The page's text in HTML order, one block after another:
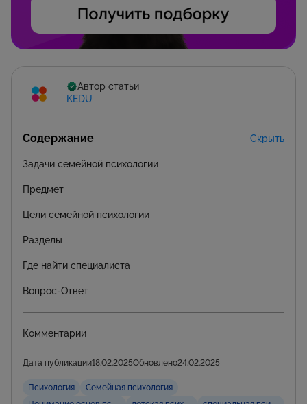
Автор статьи
KEDU
Содержание Скрыть
Задачи семейной психологии
Предмет
Цели семейной психологии
Разделы
Где найти специалиста
Вопрос-Ответ
Комментарии
Дата публикации18.02.2025Обновлено24.02.2025
Психология
Семейная психология